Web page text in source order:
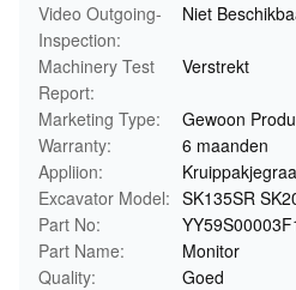
Video Outgoing-
Inspection:
Niet
Machinery Test
Report:
Verstrekt
Marketing Type:
Gewoon
Warranty:
6 maanden
Appliion:
Excavator Model: SK135SR
Part No:
Part Name:
Monitor
Quality:
Goed